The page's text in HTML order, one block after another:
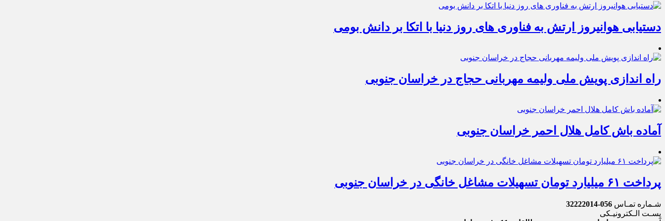
دستیابی هوانیروز ارتش به فناوری های روز دنیا با اتکا بر دانش بومی
راه اندازی پویش ملی ولیمه مهربانی حجاج در خراسان جنوبی
آماده باش کامل هلال احمر خراسان جنوبی
پرداخت ۶۱ میلیارد تومان تسهیلات مشاغل خانگی در خراسان جنوبی
شـماره تمـاس 056-32222014
پسـت الـکترونیـکی